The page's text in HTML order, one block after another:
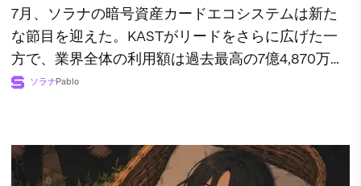
7月、ソラナの暗号資産カードエコシステムは新た
な節目を迎えた。KASTがリードをさらに広げた一
方で、業界全体の利用額は過去最高の7億4,870万ド
ルに達した。
ソラナPablo